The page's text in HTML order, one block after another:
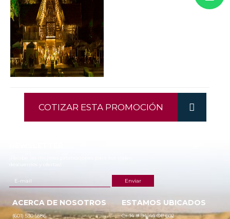
COTIZAR ESTA PROMOCIÓN
ACERCA DE NOSOTROS
(601) 530 5586
ESTAMOS UBICADOS
Cr 14 # 94-44 OF 602